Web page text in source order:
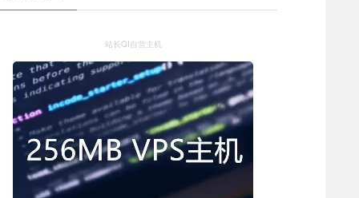
站长QI自营主机